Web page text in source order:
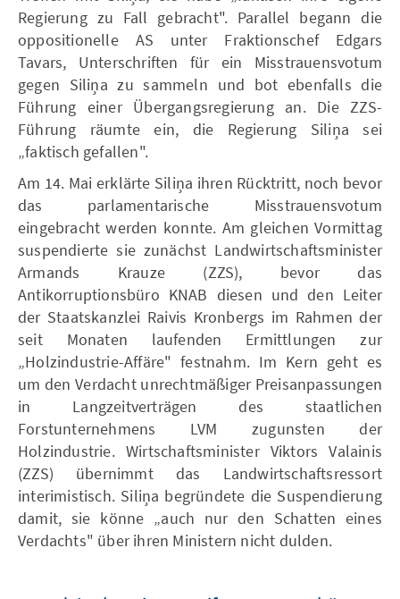
Regierung zu Fall gebracht". Parallel begann die
oppositionelle AS unter Fraktionschef Edgars
Tavars, Unterschriften für ein Misstrauensvotum
gegen Siliņa zu sammeln und bot ebenfalls die
Führung einer Übergangsregierung an. Die ZZS-
Führung räumte ein, die Regierung Siliņa sei
„faktisch gefallen".
Am 14. Mai erklärte Siliņa ihren Rücktritt, noch bevor
das parlamentarische Misstrauensvotum
eingebracht werden konnte. Am gleichen Vormittag
suspendierte sie zunächst Landwirtschaftsminister
Armands Krauze (ZZS), bevor das
Antikorruptionsbüro KNAB diesen und den Leiter
der Staatskanzlei Raivis Kronbergs im Rahmen der
seit Monaten laufenden Ermittlungen zur
„Holzindustrie-Affäre" festnahm. Im Kern geht es
um den Verdacht unrechtmäßiger Preisanpassungen
in Langzeitverträgen des staatlichen
Forstunternehmens LVM zugunsten der
Holzindustrie. Wirtschaftsminister Viktors Valainis
(ZZS) übernimmt das Landwirtschaftsressort
interimistisch. Siliņa begründete die Suspendierung
damit, sie könne „auch nur den Schatten eines
Verdachts" über ihren Ministern nicht dulden.